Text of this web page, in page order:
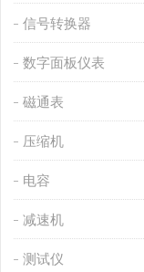
信号转换器
数字面板仪表
磁通表
压缩机
电容
减速机
测试仪